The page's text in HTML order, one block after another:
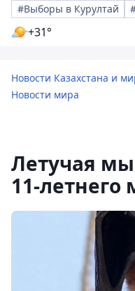
#Выборы в Курултай
+31°
Новости Казахстана и
Новости мира
Летучая
11-летнего